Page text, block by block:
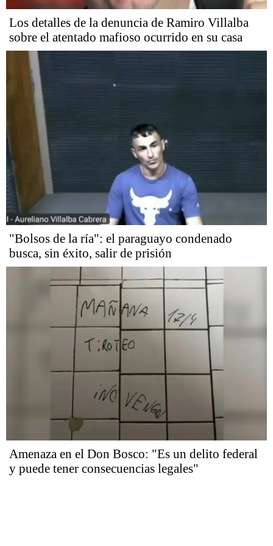
Los detalles de la denuncia de Ramiro Villalba
sobre el atentado mafioso ocurrido en su casa
"Bolsos de la ría": el paraguayo condenado
busca, sin éxito, salir de prisión
Amenaza en el Don Bosco: "Es un delito federal
y puede tener consecuencias legales"